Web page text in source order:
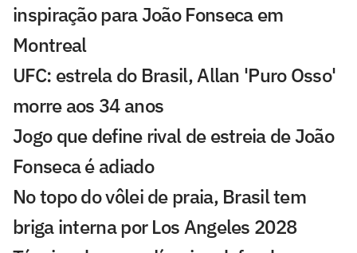
inspiração para João Fonseca em
Montreal
UFC: estrela do Brasil, Allan 'Puro Osso'
morre aos 34 anos
Jogo que define rival de estreia de João
Fonseca é adiado
No topo do vôlei de praia, Brasil tem
briga interna por Los Angeles 2028